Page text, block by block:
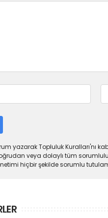
yazarak Topluluk Kuralları'nı
veya dolaylı tüm
hiçbir şekilde sorumlu